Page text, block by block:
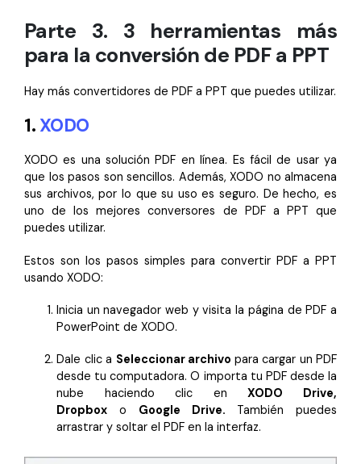
Parte 3. 3 herramientas más
para la conversión de PDF a PPT
Hay más convertidores de PDF a PPT que puedes utilizar.
1. XODO
XODO es una solución PDF en línea. Es fácil de usar ya
que los pasos son sencillos. Además, XODO no almacena
sus archivos, por lo que su uso es seguro. De hecho, es
uno de los mejores conversores de PDF a PPT que
puedes utilizar.
Estos son los pasos simples para convertir PDF a PPT
usando XODO:
Inicia un navegador web y visita la página de PDF a
PowerPoint de XODO.
Dale clic a Seleccionar archivo para cargar un PDF
desde tu computadora. O importa tu PDF desde la
nube haciendo clic en
XODO Drive,
Dropbox
o Google Drive.
También puedes
arrastrar y soltar el PDF en la interfaz.